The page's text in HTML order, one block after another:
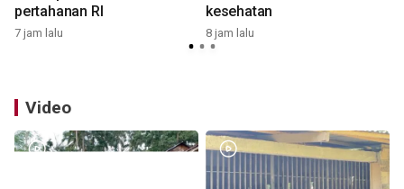
pertahanan RI
7 jam lalu
kesehatan
8 jam lalu
Video